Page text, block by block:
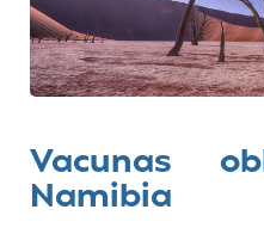
Vacunas
Namibia